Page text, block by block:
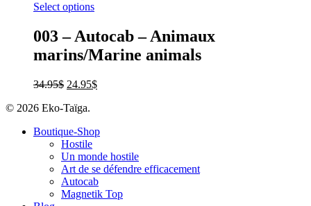
Select options
003 – Autocab – Animaux
marins/Marine animals
34.95$ 24.95$
© 2026 Eko-Taïga.
Boutique-Shop
Hostile
Un monde hostile
Art de se défendre efficacement
Autocab
Magnetik Top